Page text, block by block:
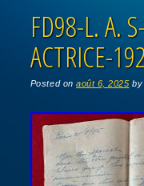
FD98-L. A.
ACTRICE-
Posted onaoût 6, 2025 by